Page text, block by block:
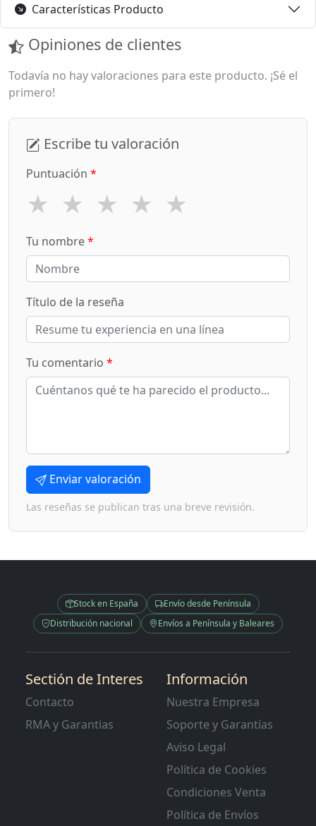
Características Producto
Opiniones de clientes
Todavía no hay valoraciones para este producto. ¡Sé el
primero!
Escribe tu valoración
Puntuación *
★ ★ ★ ★ ★
Tu nombre*
Título de la reseña
Tu comentario *
Enviar valoración
Las reseñas se publican tras una breve revisión.
Stock en España
Envío desde Península
Distribución nacional
Envíos a Península y Baleares
Sectión de Interes
Contacto
RMA y Garantias
Información
Nuestra Empresa
Soporte y Garantías
Aviso Legal
Política de Cookies
Condiciones Venta
Política de Envíos